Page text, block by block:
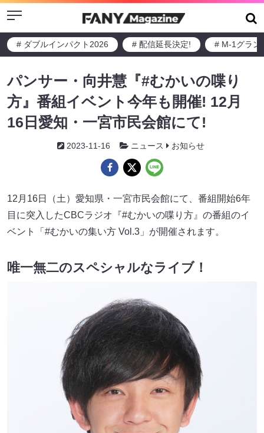
Menu
# ダブルインパクト2026 # 配信延長決定! # M-1グラン
パンサー・向井慧『#むかいの喋り
方』番組イベント今年も開催! 12月
16日愛知・一宮市民会館にて!
2023-11-16 ニュース お知らせ
12月16日（土）愛知県・一宮市民会館にて、番組開始6年
目に突入したCBCラジオ『#むかいの喋り方』の番組のイ
ベント「#むかいの集い方 Vol.3」が開催されます。
唯一無二のスペシャルなライブ！